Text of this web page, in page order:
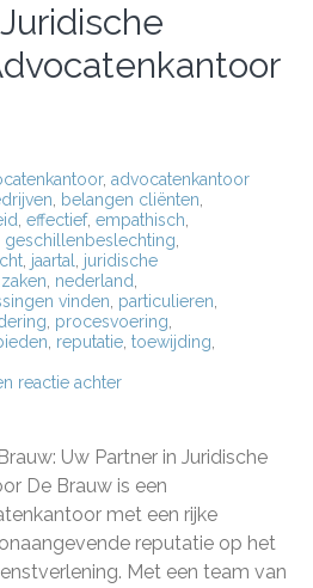
, advocatenkantoor
belangen cliënten
effectief, empathisch
geschillenbeslechting
jaartal
juridische
nederland
vinden particulieren
procesvoering
reputatie toewijding
reactie achterop
bij
Advocatenkantoor
De
Brauw
Uw Partner in Juridische
De Brauw is een
met een rijke
reputatie op het
Met een team van